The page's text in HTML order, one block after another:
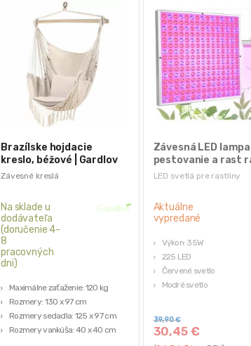
Závesné kreslá
Brazílske hojdacie
kreslo, béžové | Gardlov
Na sklade u
dodávateľa
(doručenie 4-
8
pracovných
dni)
Maximálne zaťaženie: 120 kg
Rozmery: 130 x 97 cm
Rozmery sedadla: 125 x 97 cm
Rozmery vankúša: 40 x 40 cm
LED svetlá pre rastliny
Závesná LED
pestovanie a rast
+ laná
Aktuálne
vypredané
Výkon: 35W
225 LED
Červené svetlo
Modré svetlo
30,45 €
39,90€